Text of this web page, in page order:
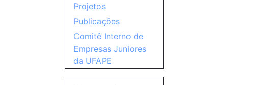
Projetos
Publicações
Comitê Interno de
Empresas Juniores
da UFAPE